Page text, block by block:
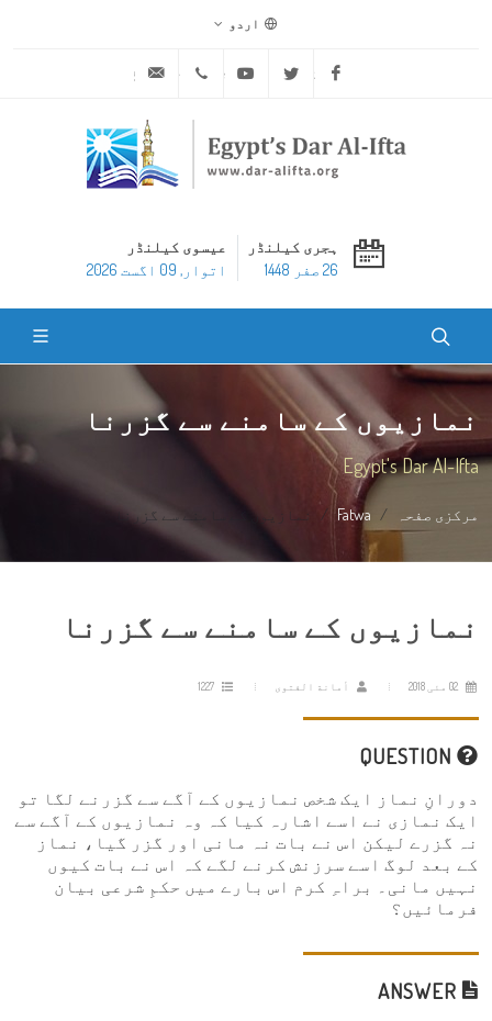
اردو
Facebook
Twitter
Youtube
ہجری کیلنڈر
26 صفر 1448
عیسوی کیلنڈر
اتوار, 09 اگست 2026
نمازیوں کے سامنے سے گزرنا
Egypt's Dar Al-Ifta
مرکزی صفحہ Fatwa نمازیوں کے سامنے سے گزرنا
نمازیوں کے سامنے سے گزرنا
أمانة الفتوى
دورانِ نماز ایک شخص نمازیوں کے آگے سے گزرنے لگا تو
ایک نمازی نے اسے اشارہ کیا کہ وہ نمازیوں کے آگے سے
نہ گزرے لیکن اس نے بات نہ مانی اور گزر گیا، نماز
کے بعد لوگ اسے سرزنش کرنے لگے کہ اس نے بات کیوں
نہیں مانی۔ براہِ کرم اس بارے میں حکمِ شرعی بیان
فرمائیں؟